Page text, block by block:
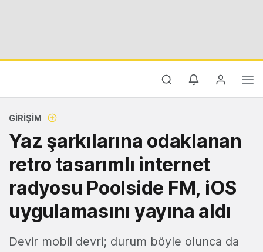
GIRIŞIM
Yaz şarkılarına odaklanan
retro tasarımlı internet
radyosu Poolside FM, iOS
uygulamasını yayına aldı
Devir mobil devri; durum böyle olunca da